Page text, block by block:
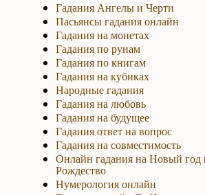
Гадания Ангелы и Черти
Пасьянсы гадания онлайн
Гадания на монетах
Гадания по рунам
Гадания по книгам
Гадания на кубиках
Народные гадания
Гадания на любовь
Гадания на будущее
Гадания ответ на вопрос
Гадания на совместимость
Онлайн гадания на Новый год
Рождество
Нумерология онлайн